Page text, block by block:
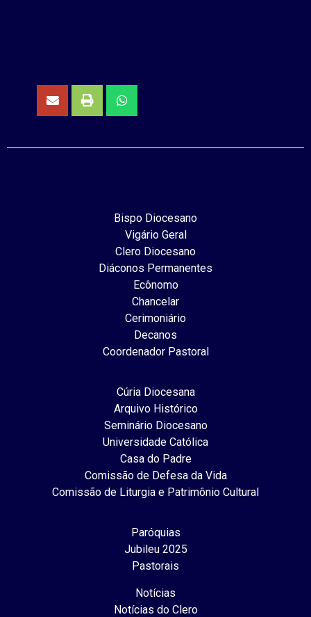
Bispo Diocesano
Vigário Geral
Clero Diocesano
Diáconos Permanentes
Ecônomo
Chancelar
Cerimoniário
Decanos
Coordenador Pastoral
Cúria Diocesana
Arquivo Histórico
Seminário Diocesano
Universidade Católica
Casa do Padre
Comissão de Defesa da Vida
Comissão de Liturgia e Patrimônio Cultural
Paróquias
Jubileu 2025
Pastorais
Notícias
Notícias do Clero